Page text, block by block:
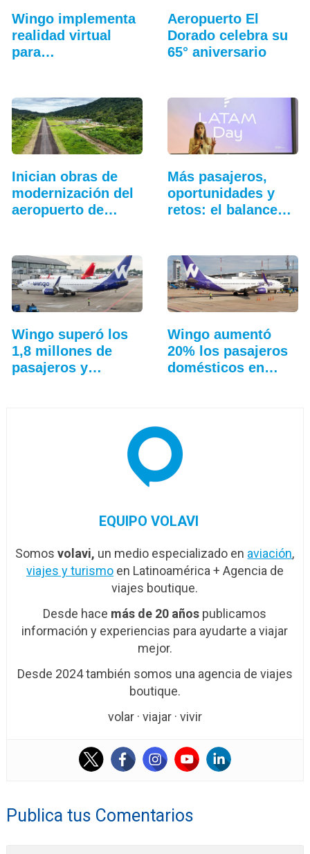
Wingo implementa
realidad virtual
para
Aeropuerto El
Dorado celebra su
65° aniversario
Inician obras de
modernización del
aeropuerto de…
Más pasajeros,
oportunidades y
retos: el balance…
Wingo superó los
1,8 millones de
pasajeros y
Wingo aumentó
20% los pasajeros
domésticos en
EQUIPO VOLAVI
Somosvolavi, un medio especializado en aviación,
viajes y turismoen Latinoamérica + Agencia de
viajes boutique.
Desde hace más de 20 años publicamos
información y experiencias para ayudarte a viajar
mejor.
Desde 2024 también somos una agencia de viajes
boutique.
volar · viajar · vivir
Publica tus Comentarios